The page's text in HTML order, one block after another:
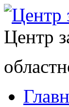
Центр